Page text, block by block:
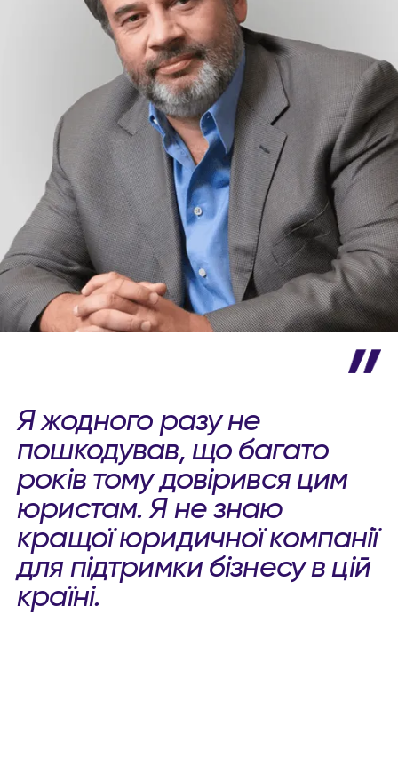
Я жодного разу не
пошкодував, що багато
років тому довірився цим
юристам. Я не знаю
кращої юридичної компанії
для підтримки бізнесу в цій
країні.